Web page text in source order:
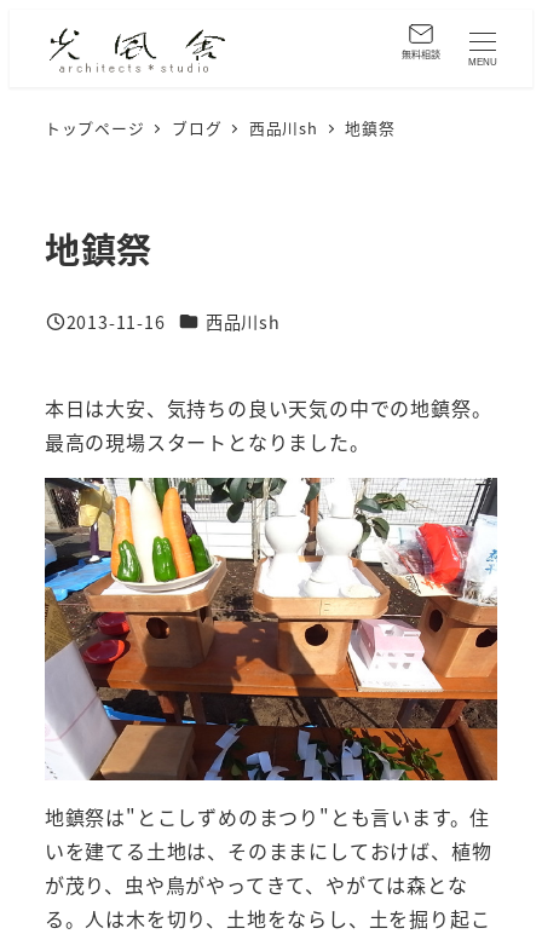
MENU
トップページ ブログ 西品川sh 地鎮祭
地鎮祭
投稿日
2013-11-16 カテゴリー
西品川sh
本日は大安、気持ちの良い天気の中での地鎮祭。
最高の現場スタートとなりました。
地鎮祭は"とこしずめのまつり"とも言います。住
いを建てる土地は、そのままにしておけば、植物
が茂り、虫や鳥がやってきて、やがては森とな
る。人は木を切り、土地をならし、土を掘り起こ
無料相談